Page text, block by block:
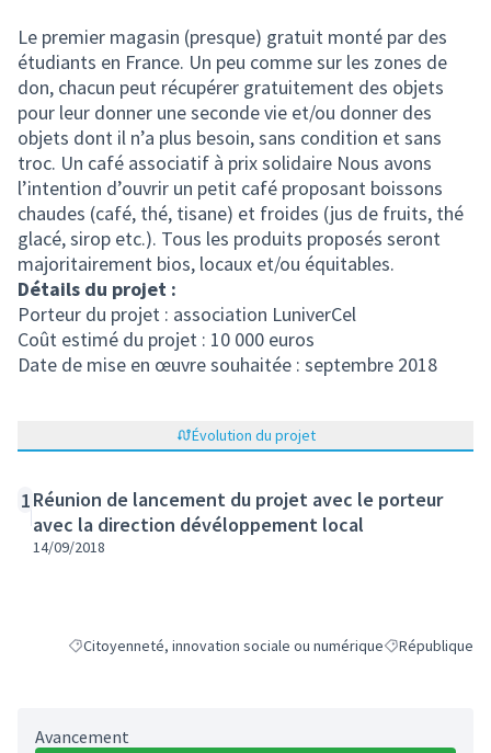
Le premier magasin (presque) gratuit monté par des
étudiants en France. Un peu comme sur les zones de
don, chacun peut récupérer gratuitement des objets
pour leur donner une seconde vie et/ou donner des
objets dont il n’a plus besoin, sans condition et sans
troc. Un café associatif à prix solidaire Nous avons
l’intention d’ouvrir un petit café proposant boissons
chaudes (café, thé, tisane) et froides (jus de fruits, thé
glacé, sirop etc.). Tous les produits proposés seront
majoritairement bios, locaux et/ou équitables.
Détails du projet :
Porteur du projet : association LuniverCel
Coût estimé du projet : 10 000 euros
Date de mise en œuvre souhaitée : septembre 2018
Évolution du projet
1Réunion de lancement du projet avec le porteur
avec la direction dévéloppement local
14/09/2018
Filtrer les résultats de la catégorie : Citoyenneté, innovation
Citoyenneté, innovation sociale ou numériqueFiltrer les
République
Avancement